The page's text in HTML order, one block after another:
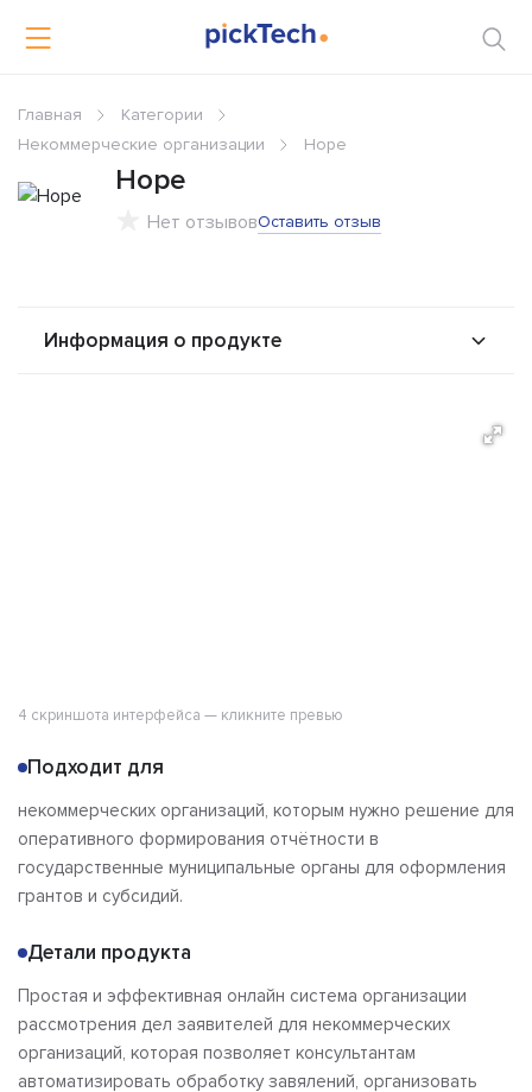
Главная
Категории
Некоммерческие организации
Hope
Hope
Нет отзывовОставить отзыв
Информация о продукте
4 скриншота интерфейса — кликните превью
Подходит для
некоммерческих организаций, которым нужно решение для
оперативного формирования отчётности в
государственные муниципальные органы для оформления
грантов и субсидий.
Детали продукта
Простая и эффективная онлайн система организации
рассмотрения дел заявителей для некоммерческих
организаций, которая позволяет консультантам
автоматизировать обработку завялений, организовать